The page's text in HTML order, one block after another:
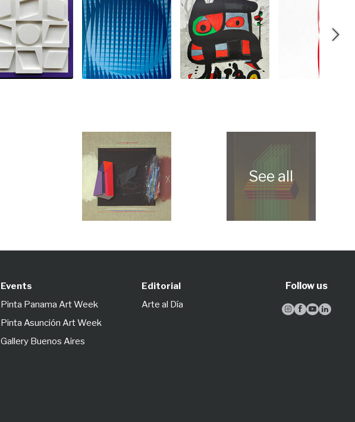
Events
Pinta Panama Art Week
Pinta Asunción Art Week
Gallery Buenos Aires
Editorial
Arte al Día
Follow us
   